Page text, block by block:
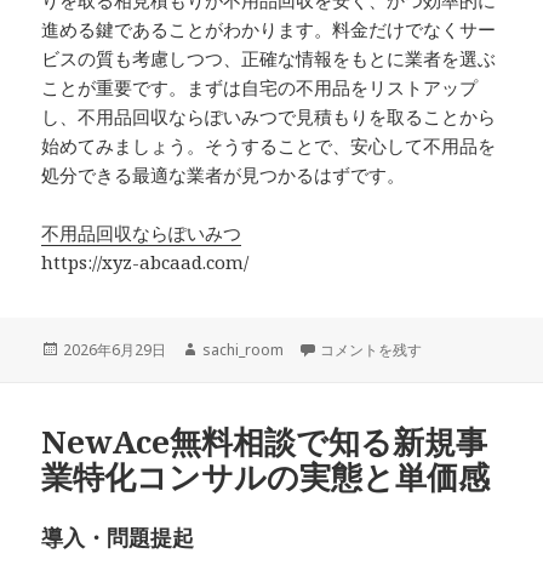
進める鍵であることがわかります。料金だけでなくサー
ビスの質も考慮しつつ、正確な情報をもとに業者を選ぶ
ことが重要です。まずは自宅の不用品をリストアップ
し、不用品回収ならぽいみつで見積もりを取ることから
始めてみましょう。そうすることで、安心して不用品を
処分できる最適な業者が見つかるはずです。
不用品回収ならぽいみつ
https://xyz-abcaad.com/
投
2026年6月29日
作
sachi_room ぽいみつ 口コミでわかる不用品
コメントを残す
NewAce無料相談で知る新規事
業特化コンサルの実態と単価感
導入・問題提起